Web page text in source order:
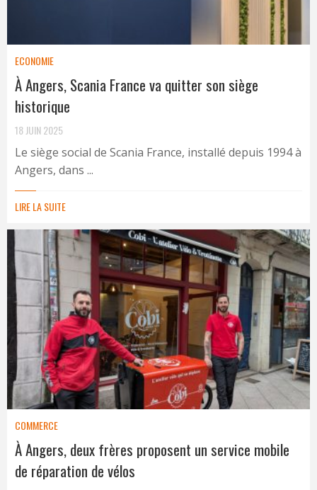
ECONOMIE
À Angers, Scania France va quitter son siège
historique
18 JUIN 2025
Le siège social de Scania France, installé depuis 1994 à
Angers, dans ...
LIRE LA SUITE
COMMERCE
À Angers, deux frères proposent un service mobile
de réparation de vélos